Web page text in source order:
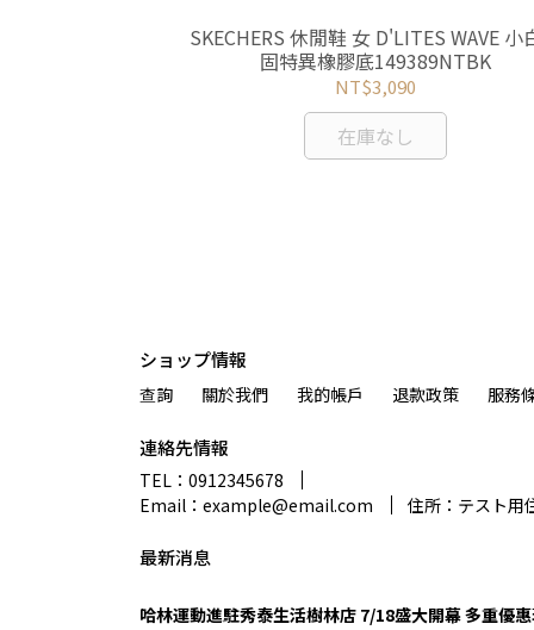
SKECHERS 休閒鞋 女 D'LITES WAVE 小
固特異橡膠底149389NTBK
NT$3,090
在庫なし
ショップ情報
查詢 關於我們 我的帳戶 退款政策 服務
連絡先情報
TEL：0912345678
Email：example@email.com
住所：テスト用
最新消息
哈林運動進駐秀泰生活樹林店 7/18盛大開幕 多重優